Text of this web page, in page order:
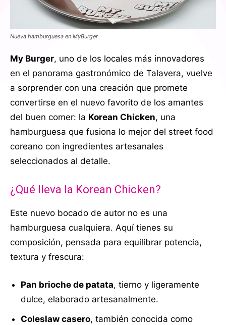
Nueva hamburguesa en MyBurger
My Burger, uno de los locales más innovadores
en el panorama gastronómico de Talavera, vuelve
a sorprender con una creación que promete
convertirse en el nuevo favorito de los amantes
del buen comer: la Korean Chicken, una
hamburguesa que fusiona lo mejor del street food
coreano con ingredientes artesanales
seleccionados al detalle.
¿Qué lleva la Korean Chicken?
Este nuevo bocado de autor no es una
hamburguesa cualquiera. Aquí tienes su
composición, pensada para equilibrar potencia,
textura y frescura:
Pan brioche de patata, tierno y ligeramente
dulce, elaborado artesanalmente.
Coleslaw casero, también conocida como